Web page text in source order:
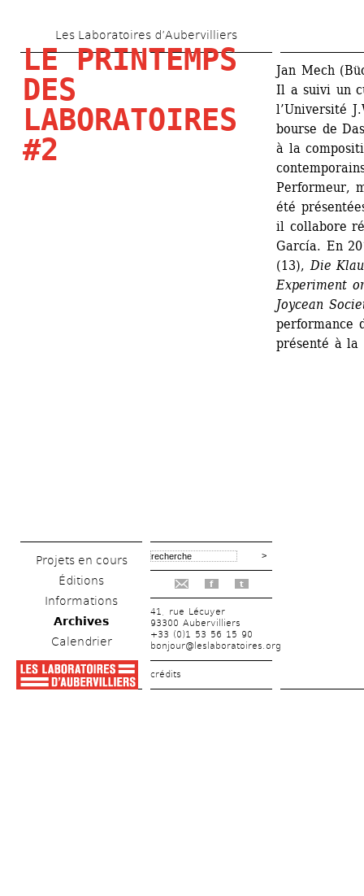
au
contenu
Les Laboratoires d’Aubervilliers
LE PRINTEMPS
DES
LABORATOIRES
#2
Projets en cours
Éditions
Informations
Archives
Calendrier
f t
41, rue Lécuyer
93300 Aubervilliers
+33 (0)1 53 56 15 90
bonjour@leslaboratoires.org
crédits
Jan Mech
Il a suivi un
l’Université
bourse de
à la
Performeur,
été
il collabore
García. En
(13), Die
Experiment
Joycean
performance
présenté à la